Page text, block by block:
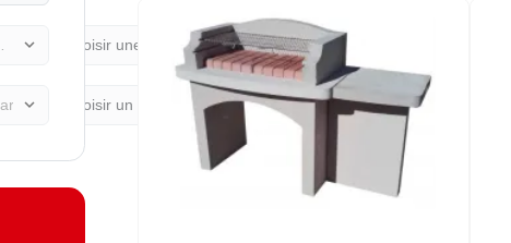
expand_more
expand_more